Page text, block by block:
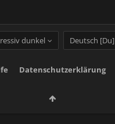
dunkel Deutsch [Du]
Datenschutzerklärung